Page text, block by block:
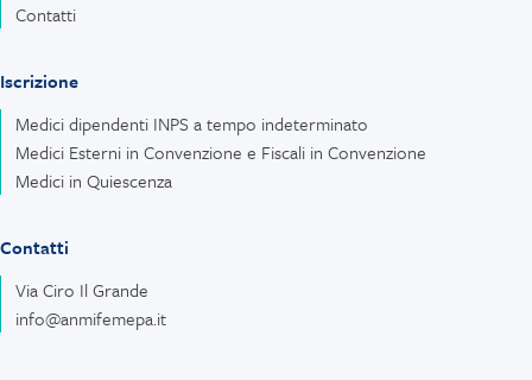
Contatti
Iscrizione
Medici dipendenti INPS a tempo indeterminato
Medici Esterni in Convenzione e Fiscali in Convenzione
Medici in Quiescenza
Contatti
Via Ciro Il Grande
info@anmifemepa.it